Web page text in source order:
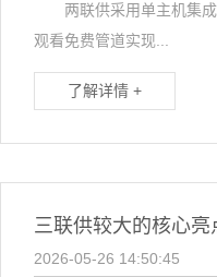
两联供采用单主机集成
观看免费管道实现...
了解详情 +
三联供较大的核心
2026-05-26 14:50:45